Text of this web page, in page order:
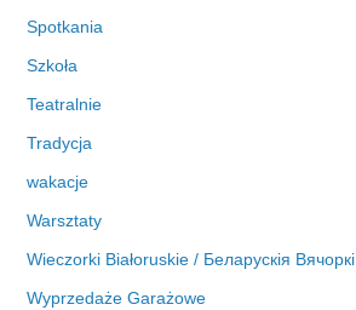
Spotkania
Szkoła
Teatralnie
Tradycja
wakacje
Warsztaty
Wieczorki Białoruskie / Беларускія Вячоркі
Wyprzedaże Garażowe